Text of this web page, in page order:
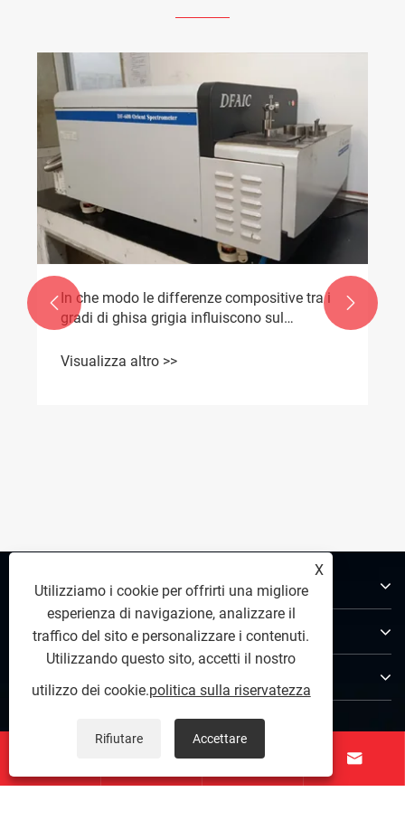
​In che modo le differenze compositive tra i
gradi di ghisa grigia influiscono sul
del prodotto finito dei contrappesi prodotti
Visualizza altro >>
 
Chi siamo
Prodotti
 
X
Utilizziamo i cookie per offrirti una migliore
esperienza di navigazione, analizzare il
traffico del sito e personalizzare i contenuti.
Utilizzando questo sito, accetti il ​​nostro
utilizzo dei cookie.politica sulla riservatezza
Rifiutare Accettare